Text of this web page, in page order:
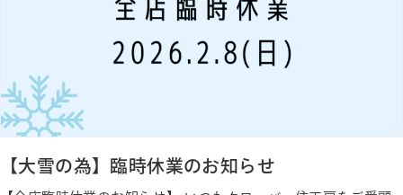
【大雪の為】臨時休業のお知らせ